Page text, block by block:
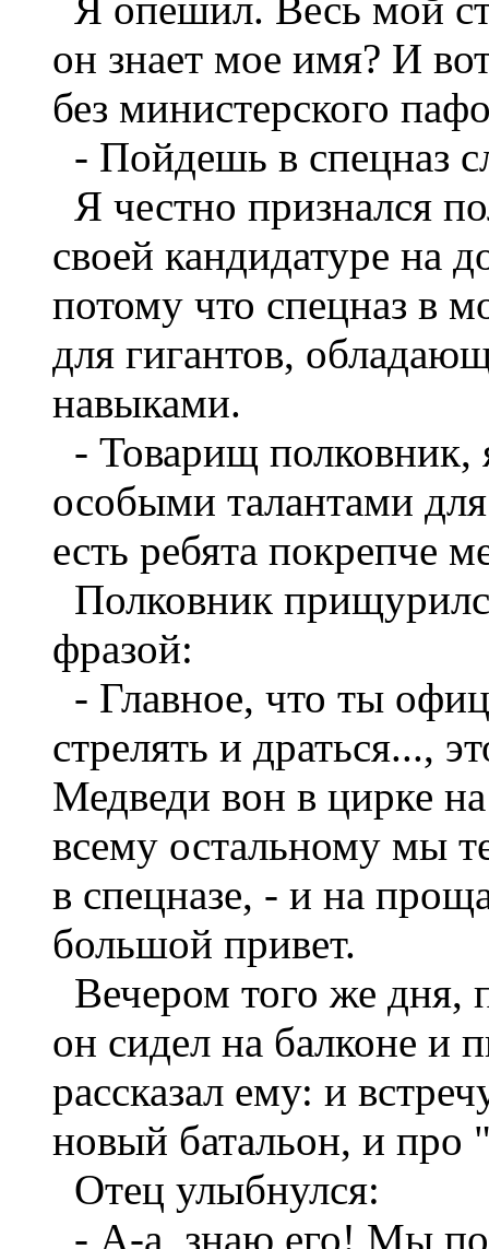
он знает мое имя? И
без министерского
- Пойдешь в спецназ
Я честно признался
своей кандидатуре на
потому что спецназ в
для гигантов,
навыками.
- Товарищ полковник,
особыми талантами
есть ребята покрепче
Полковник
фразой:
- Главное, что ты
стрелять и драться...,
Медведи вон в цирке
всему остальному мы
в спецназе, - и на
большой привет.
Вечером того же дня,
он сидел на балконе и
рассказал ему: и
новый батальон, и про
Отец улыбнулся:
- А-а, знаю его! Мы